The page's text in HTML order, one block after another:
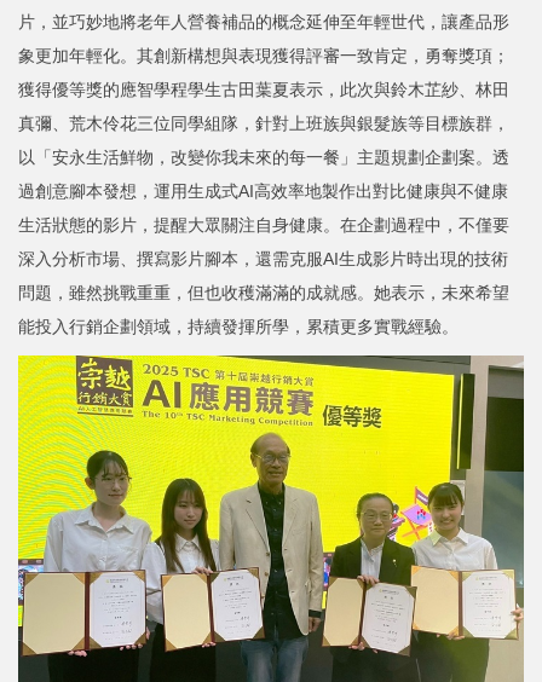
片，並巧妙地將老年人營養補品的概念延伸至年輕世代，讓產品形
象更加年輕化。其創新構想與表現獲得評審一致肯定，勇奪獎項；
獲得優等獎的應智學程學生古田葉夏表示，此次與鈴木芷紗、林田
真彌、荒木伶花三位同學組隊，針對上班族與銀髮族等目標族群，
以「安永生活鮮物，改變你我未來的每一餐」主題規劃企劃案。透
過創意腳本發想，運用生成式AI高效率地製作出對比健康與不健康
生活狀態的影片，提醒大眾關注自身健康。在企劃過程中，不僅要
深入分析市場、撰寫影片腳本，還需克服AI生成影片時出現的技術
問題，雖然挑戰重重，但也收穫滿滿的成就感。她表示，未來希望
能投入行銷企劃領域，持續發揮所學，累積更多實戰經驗。